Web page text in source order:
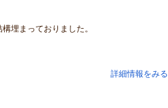
埋まっておりました。
詳細情報をみる